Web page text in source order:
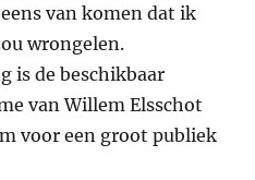
van komen dat ik
wrongelen.
is de beschikbaar
van Willem Elsschot
voor een groot publiek